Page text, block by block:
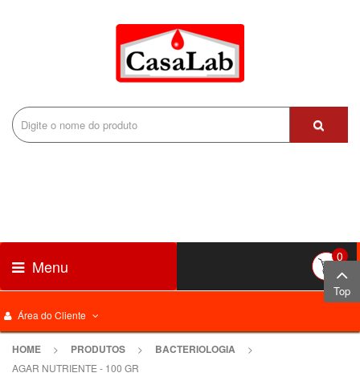
Área do Cliente
Menu 0
HOME > PRODUTOS > BACTERIOLOGIA
>
AGAR NUTRIENTE - 100 GR
Top